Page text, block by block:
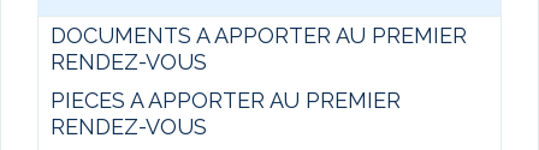
DOCUMENTS A APPORTER AU PREMIER
RENDEZ-VOUS
PIECES A APPORTER AU PREMIER
RENDEZ-VOUS